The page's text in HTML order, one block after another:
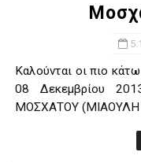
Καλούνται οι πιο
08 Δεκεμβρίου
ΜΟΣΧΑΤΟΥ (ΜΙΑΟΥΛΗ